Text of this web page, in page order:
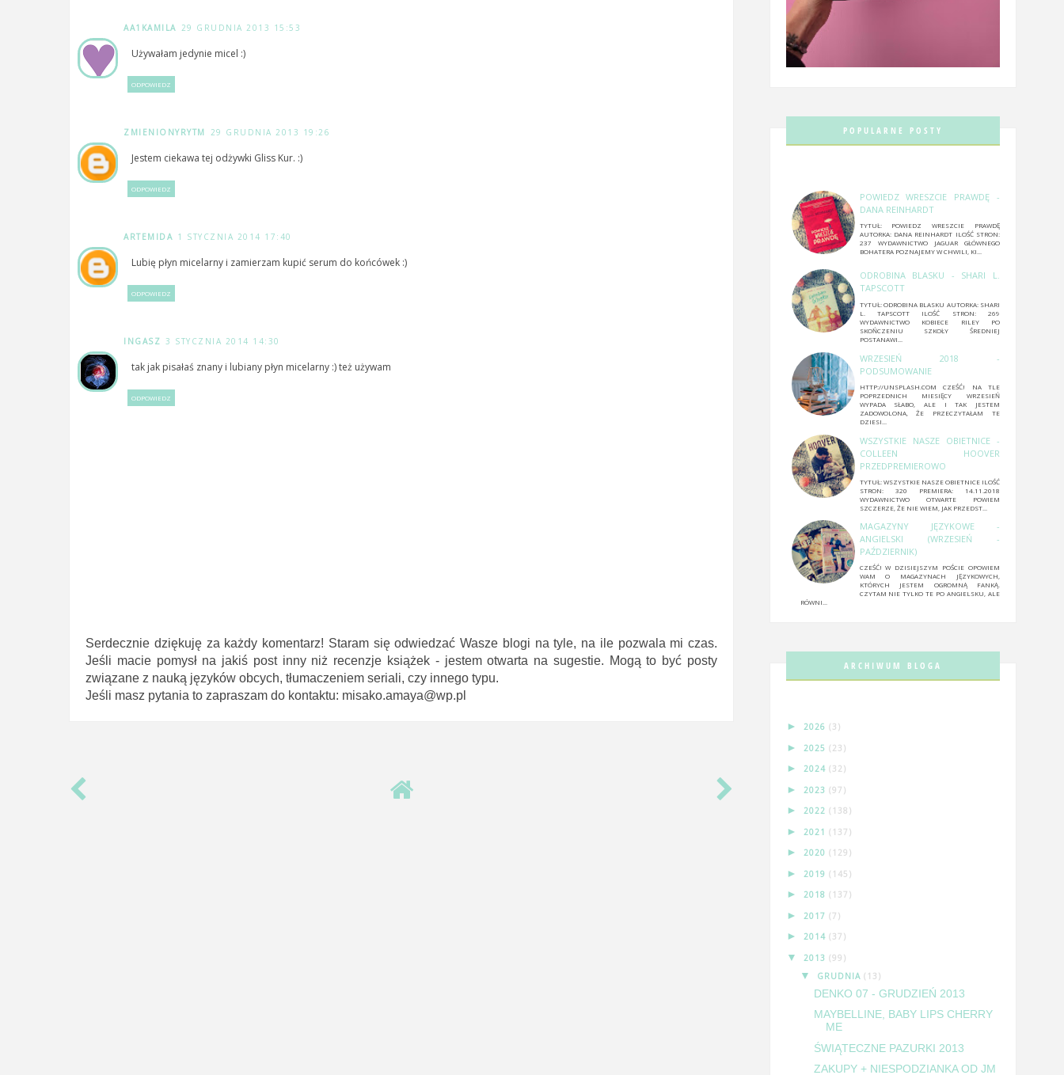
AA1KAMILA 29 GRUDNIA 2013 15:53
Używałam jedynie micel :)
ODPOWIEDZ
ZMIENIONYRYTM 29 GRUDNIA 2013 19:26
Jestem ciekawa tej odżywki Gliss Kur. :)
ODPOWIEDZ
ARTEMIDA 1 STYCZNIA 2014 17:40
Lubię płyn micelarny i zamierzam kupić serum do końcówek :)
ODPOWIEDZ
INGASZ 3 STYCZNIA 2014 14:30
tak jak pisałaś znany i lubiany płyn micelarny :) też używam
ODPOWIEDZ
Serdecznie dziękuję za każdy komentarz! Staram się odwiedzać Wasze blogi na tyle, na ile pozwala mi czas.
Jeśli macie pomysł na jakiś post inny niż recenzje książek - jestem otwarta na sugestie. Mogą to być posty
związane z nauką języków obcych, tłumaczeniem seriali, czy innego typu.
Jeśli masz pytania to zapraszam do kontaktu: misako.amaya@wp.pl
POPULARNE POSTY
POWIEDZ WRESZCIE PRAWDĘ -
DANA REINHARDT
TYTUŁ: POWIEDZ WRESZCIE PRAWDĘ
AUTORKA: DANA REINHARDT ILOŚĆ STRON:
237 WYDAWNICTWO JAGUAR GŁÓWNEGO
BOHATERA POZNAJEMY W CHWILI, KI...
ODROBINA BLASKU - SHARI L.
TAPSCOTT
TYTUŁ: ODROBINA BLASKU AUTORKA: SHARI
L. TAPSCOTT ILOŚĆ STRON: 269
WYDAWNICTWO KOBIECE RILEY PO
SKOŃCZENIU SZKOŁY ŚREDNIEJ
POSTANAWI...
WRZESIEŃ 2018 -
PODSUMOWANIE
HTTP://UNSPLASH.COM CZEŚĆ! NA TLE
POPRZEDNICH MIESIĘCY WRZESIEŃ
WYPADA SŁABO, ALE I TAK JESTEM
ZADOWOLONA, ŻE PRZECZYTAŁAM TE
DZIESI...
WSZYSTKIE NASZE OBIETNICE -
COLLEEN HOOVER
PRZEDPREMIEROWO
TYTUŁ: WSZYSTKIE NASZE OBIETNICE ILOŚĆ
STRON: 320 PREMIERA: 14.11.2018
WYDAWNICTWO OTWARTE POWIEM
SZCZERZE, ŻE NIE WIEM, JAK PRZEDST...
MAGAZYNY JĘZYKOWE -
ANGIELSKI (WRZESIEŃ -
PAŹDZIERNIK)
CZEŚĆ! W DZISIEJSZYM POŚCIE OPOWIEM
WAM O MAGAZYNACH JĘZYKOWYCH,
KTÓRYCH JESTEM OGROMNĄ FANKĄ.
CZYTAM NIE TYLKO TE PO ANGIELSKU, ALE
RÓWNI...
ARCHIWUM BLOGA
► 2026 (3)
► 2025 (23)
► 2024 (32)
► 2023 (97)
► 2022 (138)
► 2021 (137)
► 2020 (129)
► 2019 (145)
► 2018 (137)
► 2017 (7)
► 2014 (37)
▼ 2013 (99)
▼ GRUDNIA (13)
DENKO 07 - GRUDZIEŃ 2013
MAYBELLINE, BABY LIPS CHERRY
ME
ŚWIĄTECZNE PAZURKI 2013
ZAKUPY + NIESPODZIANKA OD JM